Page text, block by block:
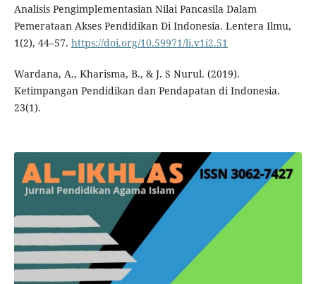
Analisis Pengimplementasian Nilai Pancasila Dalam
Pemerataan Akses Pendidikan Di Indonesia. Lentera Ilmu,
1(2), 44–57. https://doi.org/10.59971/li.v1i2.51
Wardana, A., Kharisma, B., & J. S Nurul. (2019).
Ketimpangan Pendidikan dan Pendapatan di Indonesia.
23(1).